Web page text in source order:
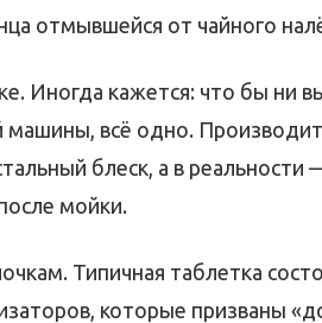
отмывшейся от чайного
Иногда кажется: что бы ни
машины, всё одно.
блеск, а в
мойки.
Типичная таблетка
которые призваны